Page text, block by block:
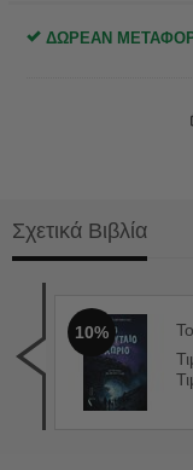
ΔΩΡΕΑΝ
Σχετικά Βιβλία
10%